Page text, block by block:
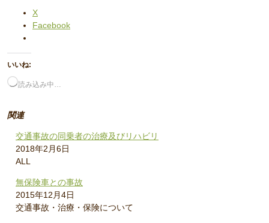
X
Facebook
いいね:
読み込み中…
関連
交通事故の同乗者の治療及びリハビリ
2018年2月6日
ALL
無保険車との事故
2015年12月4日
交通事故・治療・保険について